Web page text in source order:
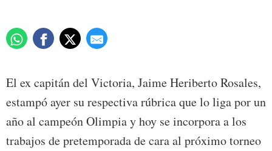
El ex capitán del Victoria, Jaime Heriberto Rosales,
estampó ayer su respectiva rúbrica que lo liga por un
año al campeón Olimpia y hoy se incorpora a los
trabajos de pretemporada de cara al próximo torneo